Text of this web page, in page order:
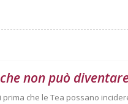
non può
che le Tea possano